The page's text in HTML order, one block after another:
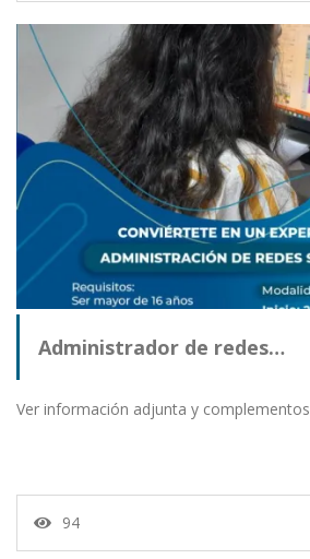
Administrador de redes…
Ver información adjunta y complementos
94